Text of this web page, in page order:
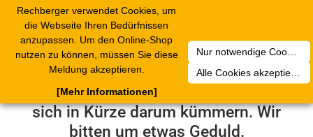
Rechberger verwendet Cookies, um
die Webseite Ihren Bedürfnissen
anzupassen. Um den Online-Shop
nutzen zu können, müssen Sie diese
Meldung akzeptieren.
Nur notwendige Cookies akzeptieren
Alle Cookies akzeptieren
[Mehr Informationen]
Leider ist ein technischer Fehler
aufgetreten. Unser Service-Team wird
sich in Kürze darum kümmern. Wir
bitten um etwas Geduld.